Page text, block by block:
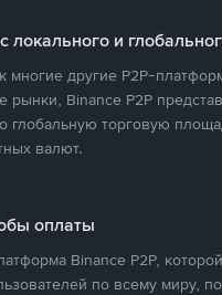
локального и
многие другие P2P-
рынки, Binance P2P
глобальную торговую
валют.
оплаты
Binance P2P,
по всему миру,